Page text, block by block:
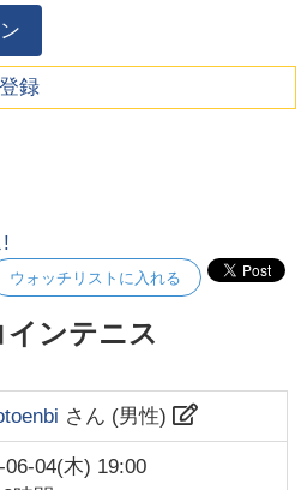
録
ウォッチリストに入れる
ンテニス
さん (男性)
06-04(木) 19:00